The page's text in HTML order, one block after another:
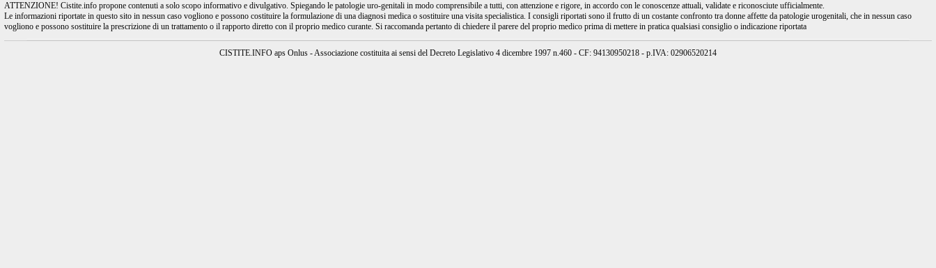
ATTENZIONE! Cistite.info propone contenuti a solo scopo informativo e divulgativo. Spiegando le patologie uro-genitali in modo comprensibile a tutti, con attenzione e rigore, in accordo con le conoscenze attuali, validate e riconosciute ufficialmente.
Le informazioni riportate in questo sito in nessun caso vogliono e possono costituire la formulazione di una diagnosi medica o sostituire una visita specialistica. I consigli riportati sono il frutto di un costante confronto tra donne affette da patologie urogenitali, che in nessun caso
vogliono e possono sostituire la prescrizione di un trattamento o il rapporto diretto con il proprio medico curante. Si raccomanda pertanto di chiedere il parere del proprio medico prima di mettere in pratica qualsiasi consiglio o indicazione riportata
CISTITE.INFO aps Onlus - Associazione costituita ai sensi del Decreto Legislativo 4 dicembre 1997 n.460 - CF: 94130950218 - p.IVA: 02906520214